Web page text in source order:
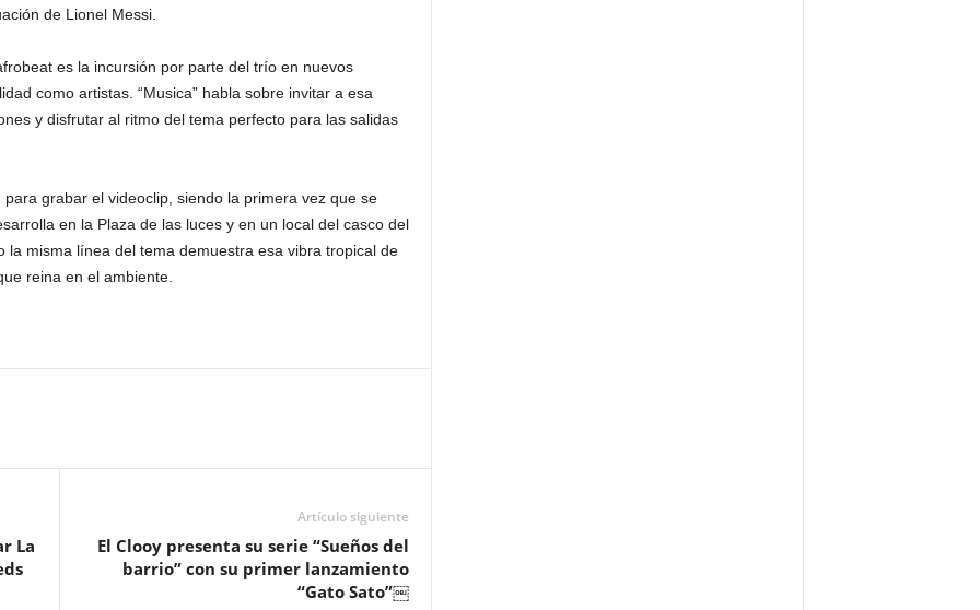
de Lionel Messi.
es la incursión por parte del trío en nuevos
como artistas. “Musica” habla sobre invitar a esa
y disfrutar al ritmo del tema perfecto para las salidas
grabar el videoclip, siendo la primera vez que se
en la Plaza de las luces y en un local del casco del
la misma línea del tema demuestra esa vibra tropical de
reina en el ambiente.
La
Artículo siguiente
El Clooy presenta su serie “Sueños del
barrio” con su primer lanzamiento
“Gato Sato”￼